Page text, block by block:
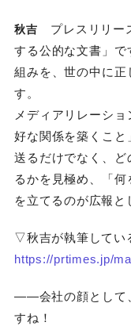
秋吉 プレスリリー
する公的な文書」で
組みを、世の中に正
す。
メディアリレーシ
好な関係を築くこと
送るだけでなく、ど
るかを見極め、「
を立てるのが広報と
▽秋吉が執筆してい
https://prtimes.jp/
――会社の顔として
すね！